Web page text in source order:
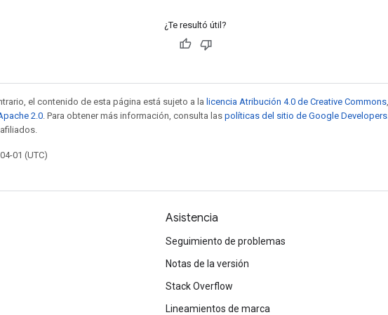
¿Te resultó útil?
el contenido de esta página está sujeto a la licencia Atribución 4.0 de Creative Commons
2.0 . Para obtener más información, consulta las políticas del sitio de Google Developers
01 (UTC)
Asistencia
Seguimiento de problemas
Notas de la versión
Stack Overflow
Lineamientos de marca